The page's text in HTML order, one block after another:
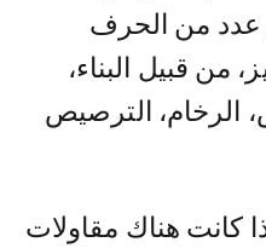
عدد من الحرف
من قبيل البناء،
الرخام، الترصيص
كانت هناك مقاولات